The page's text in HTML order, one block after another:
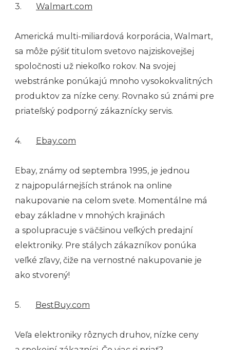
3. Walmart.com
Americká multi-miliardová korporácia, Walmart,
sa môže pýšiť titulom svetovo najziskovejšej
spoločnosti už niekoľko rokov. Na svojej
webstránke ponúkajú mnoho vysokokvalitných
produktov za nízke ceny. Rovnako sú známi pre
priateľský podporný zákaznícky servis.
4. Ebay.com
Ebay, známy od septembra 1995, je jednou
z najpopulárnejších stránok na online
nakupovanie na celom svete. Momentálne má
ebay základne v mnohých krajinách
a spolupracuje s väčšinou veľkých predajní
elektroniky. Pre stálych zákazníkov ponúka
veľké zľavy, čiže na vernostné nakupovanie je
ako stvorený!
5. BestBuy.com
Veľa elektroniky rôznych druhov, nízke ceny